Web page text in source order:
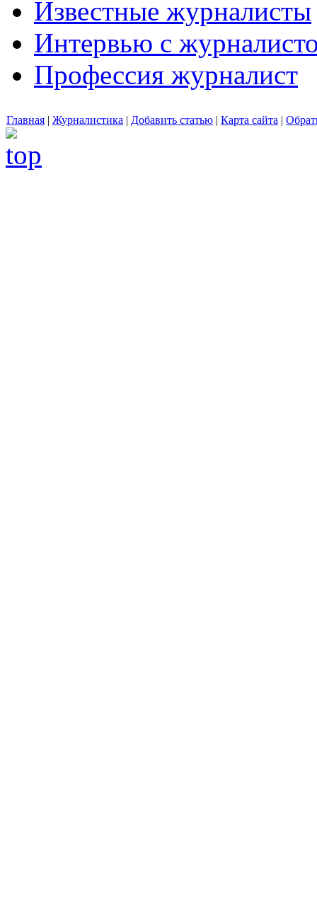
Известные журналисты
Интервью с
Профессия журналист
Главная | Журналистика | Добавить статью | Карта сайта |